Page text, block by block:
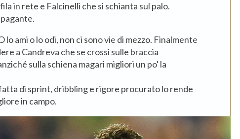
in rete e Falcinelli che si schianta sul palo.
lo ami o lo odi, non ci sono vie di mezzo. Finalmente
a Candreva che se crossi sulle braccia
sulla schiena magari migliori un po' la
di sprint, dribbling e rigore procurato lo rende
in campo.